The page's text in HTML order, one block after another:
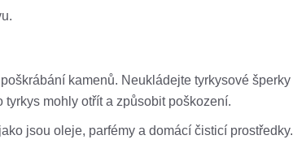
kamenů. Neukládejte tyrkysové šperky
mohly otřít a způsobit poškození.
jsou oleje, parfémy a domácí čisticí prostředky.